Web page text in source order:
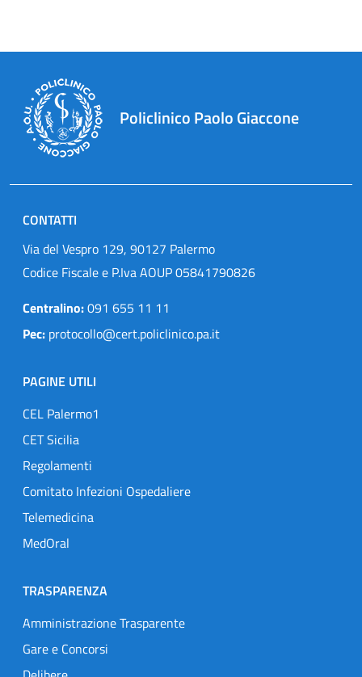
Policlinico Paolo Giaccone
CONTATTI
Via del Vespro 129, 90127 Palermo
Codice Fiscale e P.Iva AOUP 05841790826
Centralino:091 655 11 11
Pec: protocollo@cert.policlinico.pa.it
PAGINE UTILI
CEL Palermo1
CET Sicilia
Regolamenti
Comitato Infezioni Ospedaliere
Telemedicina
MedOral
TRASPARENZA
Amministrazione Trasparente
Gare e Concorsi